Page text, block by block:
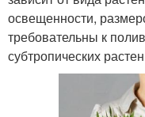
освещенности,
требовательны к
субтропических